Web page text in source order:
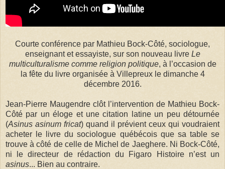
Courte conférence par Mathieu Bock-Côté, sociologue,
enseignant et essayiste, sur son nouveau livre Le
multiculturalisme comme religion politique, à l’occasion de
la fête du livre organisée à Villepreux le dimanche 4
décembre 2016.
Jean-Pierre Maugendre clôt l’intervention de Mathieu Bock-
Côté par un éloge et une citation latine un peu détournée
(Asinus asinum fricat) quand il prévient ceux qui voudraient
acheter le livre du sociologue québécois que sa table se
trouve à côté de celle de Michel de Jaeghere. Ni Bock-Côté,
ni le directeur de rédaction du Figaro Histoire n’est un
asinus... Bien au contraire.